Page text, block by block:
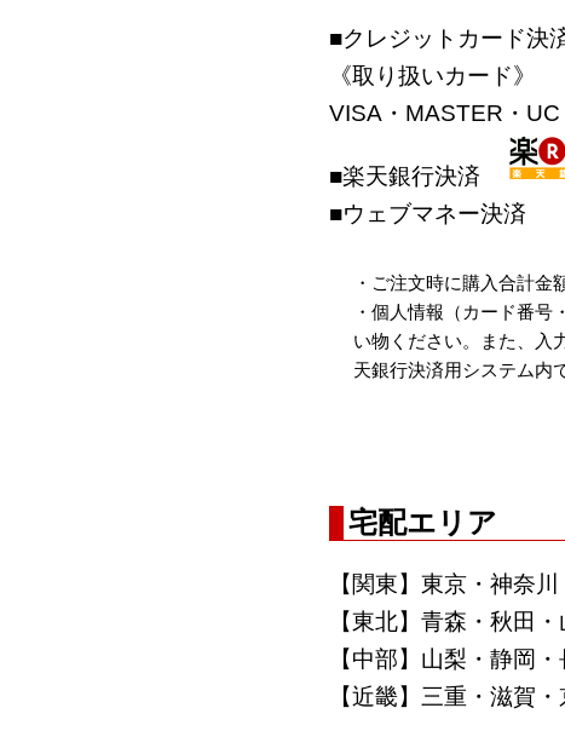
■クレジットカード決
《取り扱いカード》
VISA・MASTER・
■楽天銀行決済
■ウェブマネー決済
・ご注文時に購入合計金
・個人情報（カード番
い物ください。また、入
天銀行決済用システム内
宅配エリア
【関東】東京・神奈
【東北】青森・秋田
【中部】山梨・静岡
【近畿】三重・滋賀